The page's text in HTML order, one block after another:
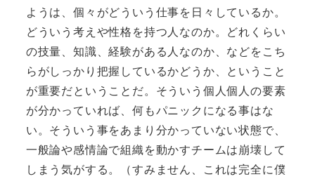
ようは、個々がどういう仕事を日々しているか。
どういう考えや性格を持つ人なのか。どれくらい
の技量、知識、経験がある人なのか、などをこち
らがしっかり把握しているかどうか、ということ
が重要だということだ。そういう個人個人の要素
が分かっていれば、何もパニックになる事はな
い。そういう事をあまり分かっていない状態で、
一般論や感情論で組織を動かすチームは崩壊して
しまう気がする。（すみません、これは完全に僕